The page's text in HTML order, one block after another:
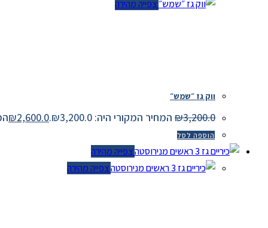
צפייה מהירה
ווק גז ״שמש״
₪3,200.0 המחיר המקורי היה: ₪3,200.0. ₪2,600.0
הוספה לסל
צפייה מהירה
צפייה מהירה